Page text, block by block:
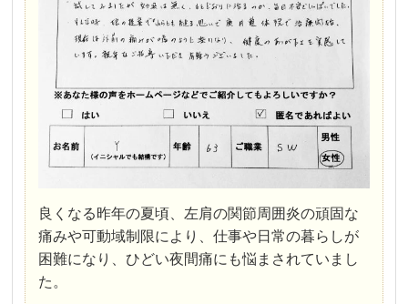
良くなる昨年の夏頃、左肩の関節周囲炎の頑固な
痛みや可動域制限により、仕事や日常の暮らしが
困難になり、ひどい夜間痛にも悩まされていまし
た。